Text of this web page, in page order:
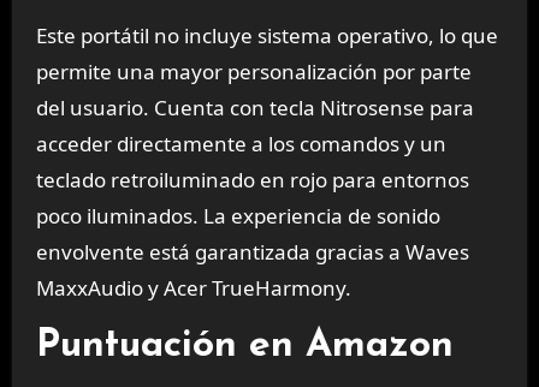
Este portátil no incluye sistema operativo, lo que
permite una mayor personalización por parte
del usuario. Cuenta con tecla Nitrosense para
acceder directamente a los comandos y un
teclado retroiluminado en rojo para entornos
poco iluminados. La experiencia de sonido
envolvente está garantizada gracias a Waves
MaxxAudio y Acer TrueHarmony.
Puntuación en Amazon